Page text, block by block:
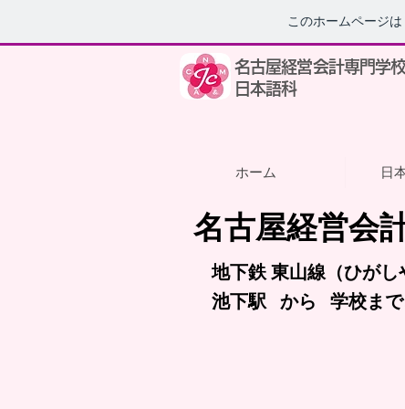
このホームページは
名古屋経営会計専門学
日本語科
ホーム 日
名古屋経営会
地下鉄 東山線（ひが
池下駅 から 学校まで